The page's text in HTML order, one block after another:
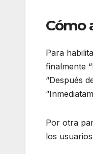
Cómo
Para
finalmente
“Después
Por otra
los